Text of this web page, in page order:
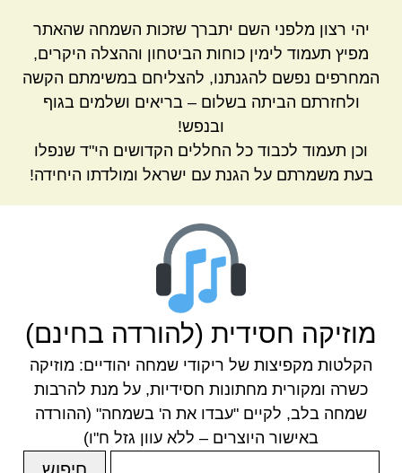
יהי רצון מלפני השם יתברך שזכות השמחה שהאתר
מפיץ תעמוד לימין כוחות הביטחון וההצלה היקרים,
המחרפים נפשם להגנתנו, להצליחם במשימתם הקשה
ולחזרתם הביתה בשלום – בריאים ושלמים בגוף
ובנפש!
וכן תעמוד לכבוד כל החללים הקדושים הי"ד שנפלו
בעת משמרתם על הגנת עם ישראל ומולדתו היחידה!
מוזיקה חסידית (להורדה בחינם)
הקלטות מקפיצות של ריקודי שמחה יהודיים: מוזיקה
כשרה ומקורית מחתונות חסידיות, על מנת להרבות
שמחה בלב, לקיים "עבדו את ה' בשמחה" (ההורדה
באישור היוצרים – ללא עוון גזל ח"ו)